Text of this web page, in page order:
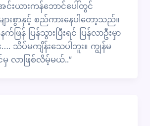
င်းယားကန်ဘောင်ပေါ်တွင်
းစွာနှင့် စည်ကားနေပါတော့သည်။
က်ဖြန် ပြန်သွားပြီးရင် ပြန်လာဦးမှာ
…. သိပ်မကျိန်းသေပါဘူး။ ကျွန်မ
င်မှ လာဖြစ်လိမ့်မယ်..”